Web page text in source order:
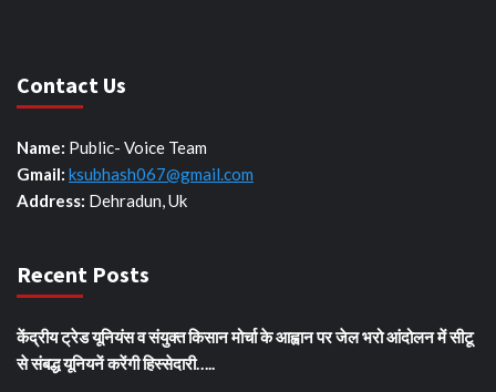
Contact Us
Name: Public- Voice Team
Gmail: ksubhash067@gmail.com
Address: Dehradun, Uk
Recent Posts
केंद्रीय ट्रेड यूनियंस व संयुक्त किसान मोर्चा के आह्वान पर जेल भरो आंदोलन में सीटू
से संबद्ध यूनियनें करेंगी हिस्सेदारी…..